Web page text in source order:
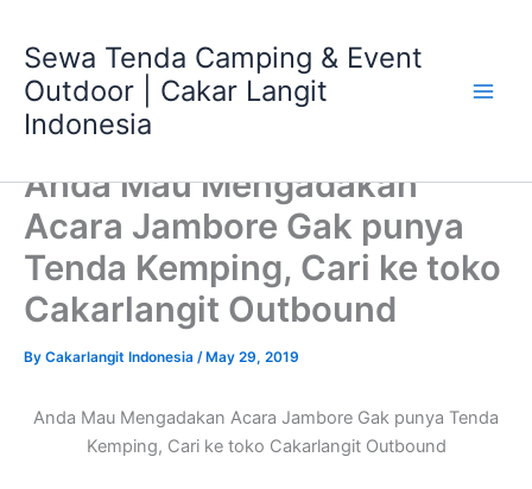
content
Sewa Tenda Camping & Event
Outdoor | Cakar Langit
Indonesia
Anda Mau Mengadakan
Acara Jambore Gak punya
Tenda Kemping, Cari ke toko
Cakarlangit Outbound
By Cakarlangit Indonesia / May 29, 2019
Anda Mau Mengadakan Acara Jambore Gak punya Tenda
Kemping, Cari ke toko Cakarlangit Outbound